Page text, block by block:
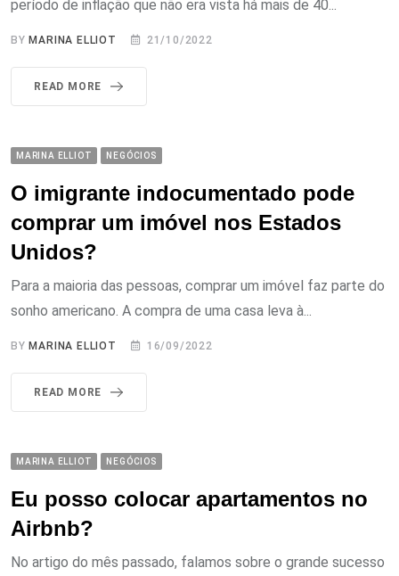
período de inflação que não era vista há mais de 40...
BY MARINA ELLIOT 21/10/2022
READ MORE
MARINA ELLIOT NEGÓCIOS
O imigrante indocumentado pode
comprar um imóvel nos Estados
Unidos?
Para a maioria das pessoas, comprar um imóvel faz parte do
sonho americano. A compra de uma casa leva à...
BY MARINA ELLIOT 16/09/2022
READ MORE
MARINA ELLIOT NEGÓCIOS
Eu posso colocar apartamentos no
Airbnb?
No artigo do mês passado, falamos sobre o grande sucesso